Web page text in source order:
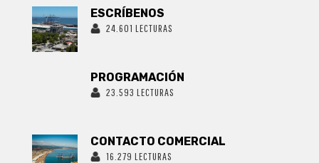
ACUMULADOS
Y 1.935
ACTIVOS DE
COVID-19
ESCRÍBENOS
24.601 LECTURAS
PROGRAMACIÓN
23.593 LECTURAS
CONTACTO COMERCIAL
16.279 LECTURAS